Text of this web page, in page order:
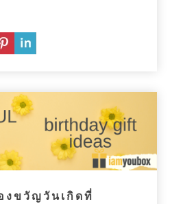
งขวัญวันเกิดที่